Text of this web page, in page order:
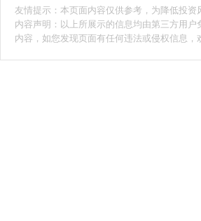
友情提示：本页面内容仅供参考，为降低投
内容声明：以上所展示的信息均由第三方用
内容，如您发现页面有任何违法或侵权信息